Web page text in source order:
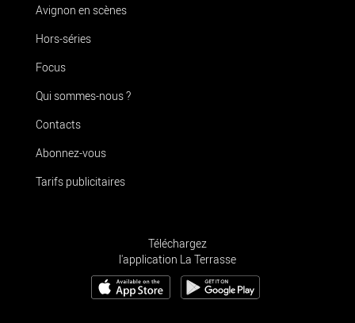
Avignon en scènes
Hors-séries
Focus
Qui sommes-nous ?
Contacts
Abonnez-vous
Tarifs publicitaires
Téléchargez
l'application La Terrasse